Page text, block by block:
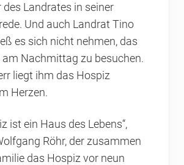
Landrates in seiner
Und auch Landrat Tino
es sich nicht nehmen, das
Nachmittag zu besuchen.
liegt ihm das Hospiz
Herzen.
ist ein Haus des Lebens“,
Röhr, der zusammen
das Hospiz vor neun